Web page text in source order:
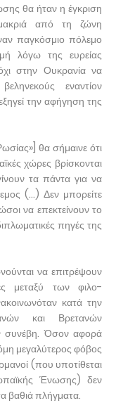
θα ήταν η έγκριση
από τη ζώνη
παγκόσμιο πόλεμο
λόγω της ευρείας
στην Ουκρανία να
εναντίον
την αφήγηση της
θα σήμαινε ότι
χώρες βρίσκονται
τα πάντα για να
(...) Δεν μπορείτε
να επεκτείνουν το
πηγές της
να επιτρέψουν
μεταξύ των φιλο-
κατά την
και Βρετανών
συνέβη. Όσον αφορά
μεγαλύτερος φόβος
(που υποτίθεται
Ένωσης) δεν
βαθιά πλήγματα.